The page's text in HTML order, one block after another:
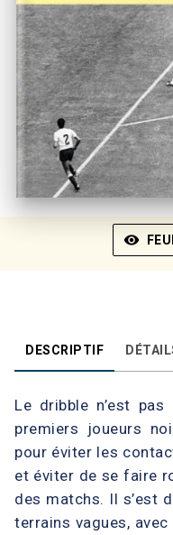
visibility
DESCRIPTIF
Le dribble n’est
premiers joueurs
pour éviter les
et éviter de se faire
des matchs. Il s’est
terrains vagues,